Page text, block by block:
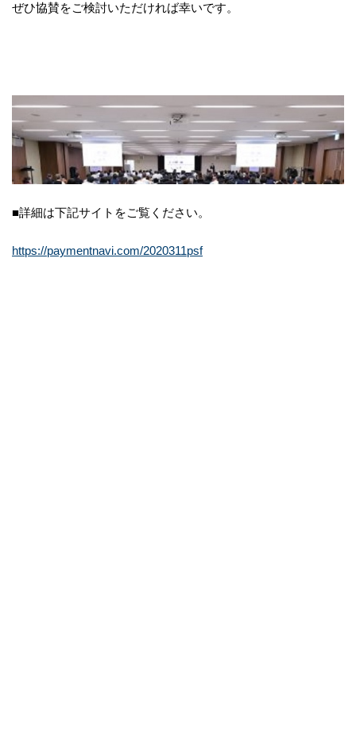
ぜひ協賛をご検討いただければ幸いです。
■詳細は下記サイトをご覧ください。
https://paymentnavi.com/2020311psf